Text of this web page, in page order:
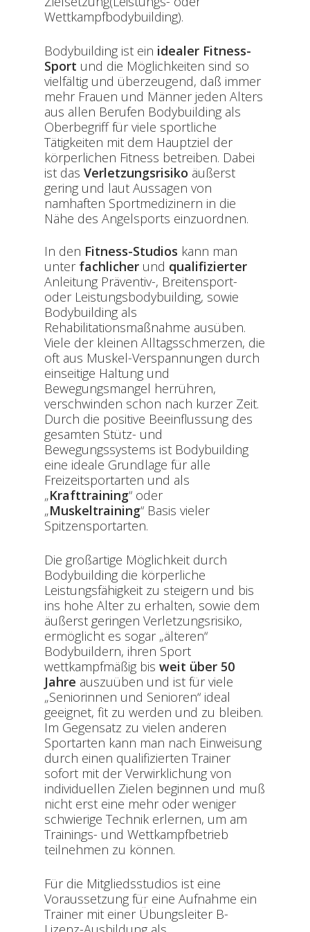
Wettkampfbodybuilding).
Bodybuilding ist ein idealer Fitness-
Sport und die Möglichkeiten sind so
vielfältig und überzeugend, daß immer
mehr Frauen und Männer jeden Alters
aus allen Berufen Bodybuilding als
Oberbegriff für viele sportliche
Tätigkeiten mit dem Hauptziel der
körperlichen Fitness betreiben. Dabei
ist dasVerletzungsrisiko äußerst
gering und laut Aussagen von
namhaften Sportmedizinern in die
Nähe des Angelsports einzuordnen.
In den Fitness-Studios kann man
unter fachlicher und qualifizierter
Anleitung Präventiv-, Breitensport-
oder Leistungsbodybuilding, sowie
Bodybuilding als
Rehabilitationsmaßnahme ausüben.
Viele der kleinen Alltagsschmerzen, die
oft aus Muskel-Verspannungen durch
einseitige Haltung und
Bewegungsmangel herrühren,
verschwinden schon nach kurzer Zeit.
Durch die positive Beeinflussung des
gesamten Stütz- und
Bewegungssystems ist Bodybuilding
eine ideale Grundlage für alle
Freizeitsportarten und als
„Krafttraining“ oder
„Muskeltraining“ Basis vieler
Spitzensportarten.
Die großartige Möglichkeit durch
Bodybuilding die körperliche
Leistungsfähigkeit zu steigern und bis
ins hohe Alter zu erhalten, sowie dem
äußerst geringen Verletzungsrisiko,
ermöglicht es sogar „älteren“
Bodybuildern, ihren Sport
wettkampfmäßig bisweit über 50
Jahre auszuüben und ist für viele
„Seniorinnen und Senioren“ ideal
geeignet, fit zu werden und zu bleiben.
Im Gegensatz zu vielen anderen
Sportarten kann man nach Einweisung
durch einen qualifizierten Trainer
sofort mit der Verwirklichung von
individuellen Zielen beginnen und muß
nicht erst eine mehr oder weniger
schwierige Technik erlernen, um am
Trainings- und Wettkampfbetrieb
teilnehmen zu können.
Für die Mitgliedsstudios ist eine
Voraussetzung für eine Aufnahme ein
Trainer mit einer Übungsleiter B-